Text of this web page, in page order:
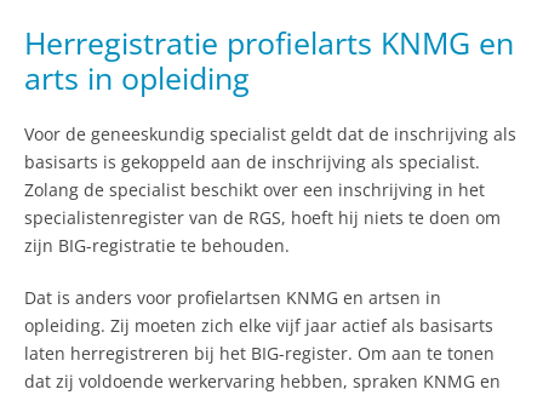
Herregistratie profielarts KNMG en
arts in opleiding
Voor de geneeskundig specialist geldt dat de inschrijving als
basisarts is gekoppeld aan de inschrijving als specialist.
Zolang de specialist beschikt over een inschrijving in het
specialistenregister van de RGS, hoeft hij niets te doen om
zijn BIG-registratie te behouden.
Dat is anders voor profielartsen KNMG en artsen in
opleiding. Zij moeten zich elke vijf jaar actief als basisarts
laten herregistreren bij het BIG-register. Om aan te tonen
dat zij voldoende werkervaring hebben, spraken KNMG en